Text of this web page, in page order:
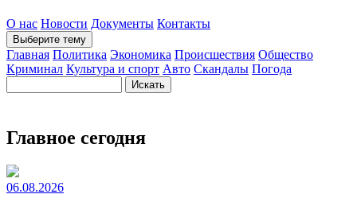
О нас Новости Документы Контакты
Выберите тему
Главная Политика Экономика Происшествия Общество
Криминал Культура и спорт Авто Скандалы Погода
Главное сегодня
06.08.2026